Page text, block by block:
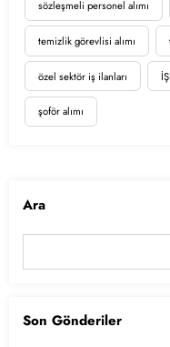
sözleşmeli personel alımı
temizlik görevlisi alımı
özel sektör iş ilanları
şoför alımı
Ara
Son Gönderiler